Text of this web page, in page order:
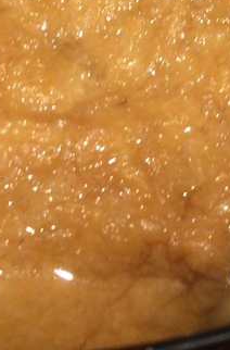
ン
コ
ン
ン
ツ
へ
移
動